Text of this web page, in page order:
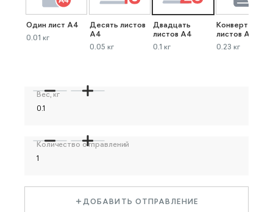
Один лист А4
0.01 кг
Десять листов
А4
0.05 кг
Двадцать
листов А4
0.1 кг
Конверт до 40
листов А4
0.23 кг
Вес, кг
Количество отправлений
ДОБАВИТЬ ОТПРАВЛЕНИЕ